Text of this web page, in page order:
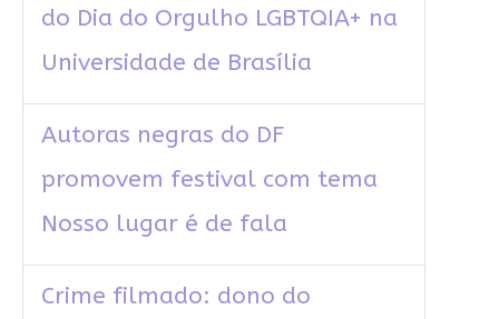
do Dia do Orgulho LGBTQIA+ na
Universidade de Brasília
Autoras negras do DF
promovem festival com tema
Nosso lugar é de fala
Crime filmado: dono do